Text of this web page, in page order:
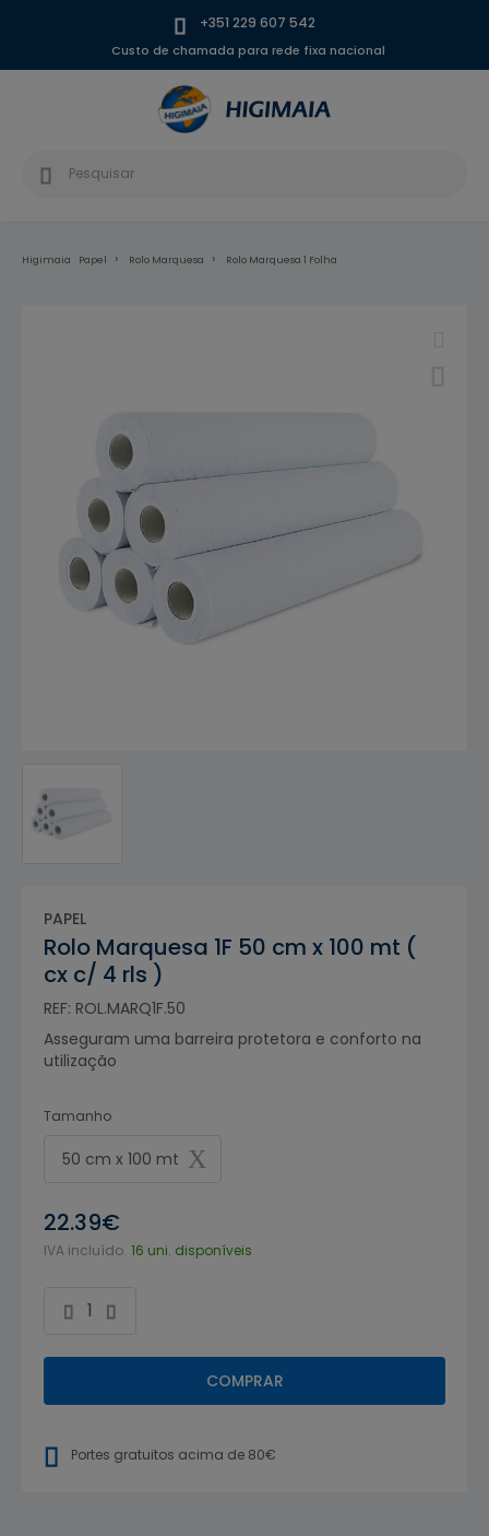
+351 229 607 542
Custo de chamada para rede fixa nacional
Higimaia Papel Rolo Marquesa Rolo Marquesa 1 Folha
PAPEL
Rolo Marquesa 1F 50 cm x 100 mt (
cx c/ 4 rls )
REF: ROL.MARQ1F.50
Asseguram uma barreira protetora e conforto na
utilização
Tamanho
50 cm x 100 mt
22.39€
IVA incluído. 16 uni. disponíveis
COMPRAR
Portes gratuitos acima de 80€